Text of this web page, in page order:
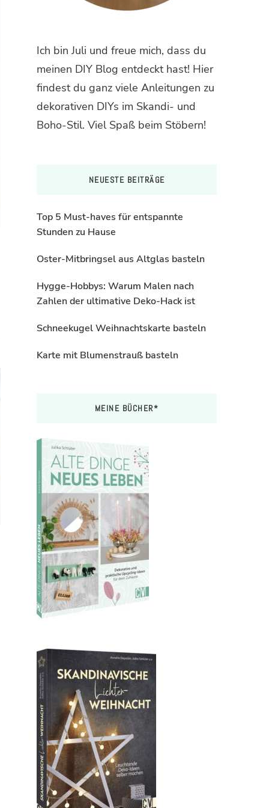
Ich bin Juli und freue mich, dass du
meinen DIY Blog entdeckt hast! Hier
findest du ganz viele Anleitungen zu
dekorativen DIYs im Skandi- und
Boho-Stil. Viel Spaß beim Stöbern!
NEUESTE BEITRÄGE
Top 5 Must-haves für entspannte
Stunden zu Hause
Oster-Mitbringsel aus Altglas basteln
Hygge-Hobbys: Warum Malen nach
Zahlen der ultimative Deko-Hack ist
Schneekugel Weihnachtskarte basteln
Karte mit Blumenstrauß basteln
MEINE BÜCHER*